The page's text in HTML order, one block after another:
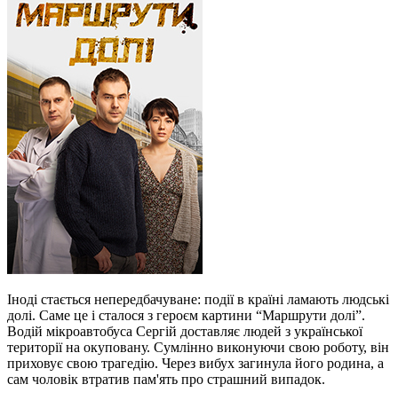
Іноді стається непередбачуване: події в країні ламають людські
долі. Саме це і сталося з героєм картини “Маршрути долі”.
Водій мікроавтобуса Сергій доставляє людей з української
території на окуповану. Сумлінно виконуючи свою роботу, він
приховує свою трагедію. Через вибух загинула його родина, а
сам чоловік втратив пам'ять про страшний випадок.